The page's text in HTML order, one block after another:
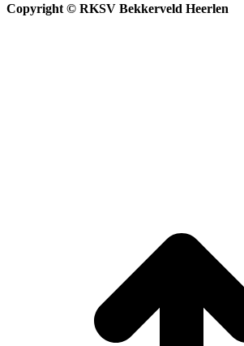
Copyright © RKSV Bekkerveld Heerlen